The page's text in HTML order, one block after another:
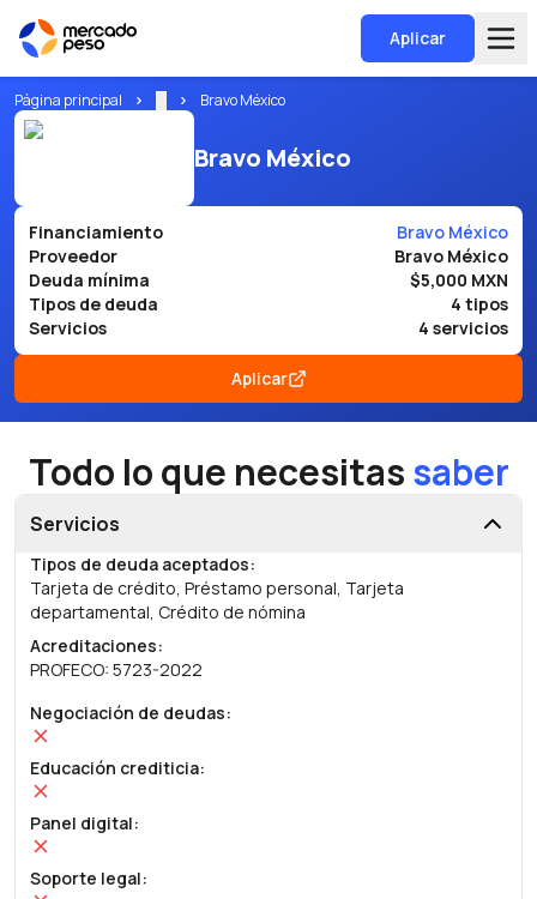
Aplicar
Página principal Bravo México
Bravo México
Financiamiento
Bravo México
Proveedor
Bravo México
Deuda mínima
$5,000 MXN
Tipos de deuda
4 tipos
Servicios
4 servicios
Aplicar
Todo lo que necesitassaber
Servicios
Tipos de deuda aceptados:
Tarjeta de crédito, Préstamo personal, Tarjeta
departamental, Crédito de nómina
Acreditaciones:
PROFECO: 5723-2022
Negociación de deudas:
Educación crediticia:
Panel digital:
Soporte legal: